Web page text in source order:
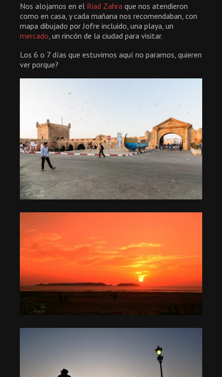
Nos alojamos en el Riad Zahra que nos atendieron
como en casa, y cada mañana nos recomendaban, con
mapa dibujado por Jofre incluido, una playa, un
mercado , un rincón de la ciudad para visitar.
Los 6 o 7 días que estuvimos aquí no paramos, quieren
ver porque?